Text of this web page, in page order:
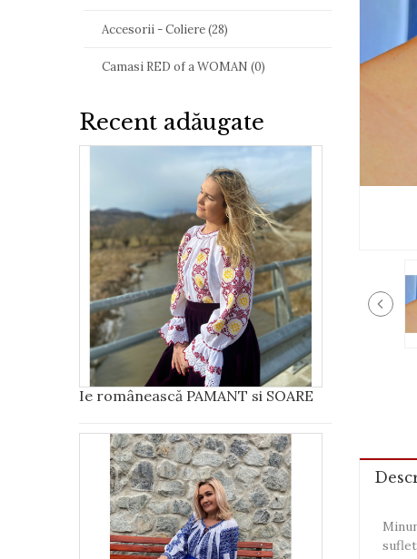
Accesorii - Coliere (28)
Camasi RED of a WOMAN (0)
Recent adăugate
Ie românească PAMANT si SOARE